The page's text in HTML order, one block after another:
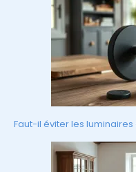
Faut-il éviter les luminaires